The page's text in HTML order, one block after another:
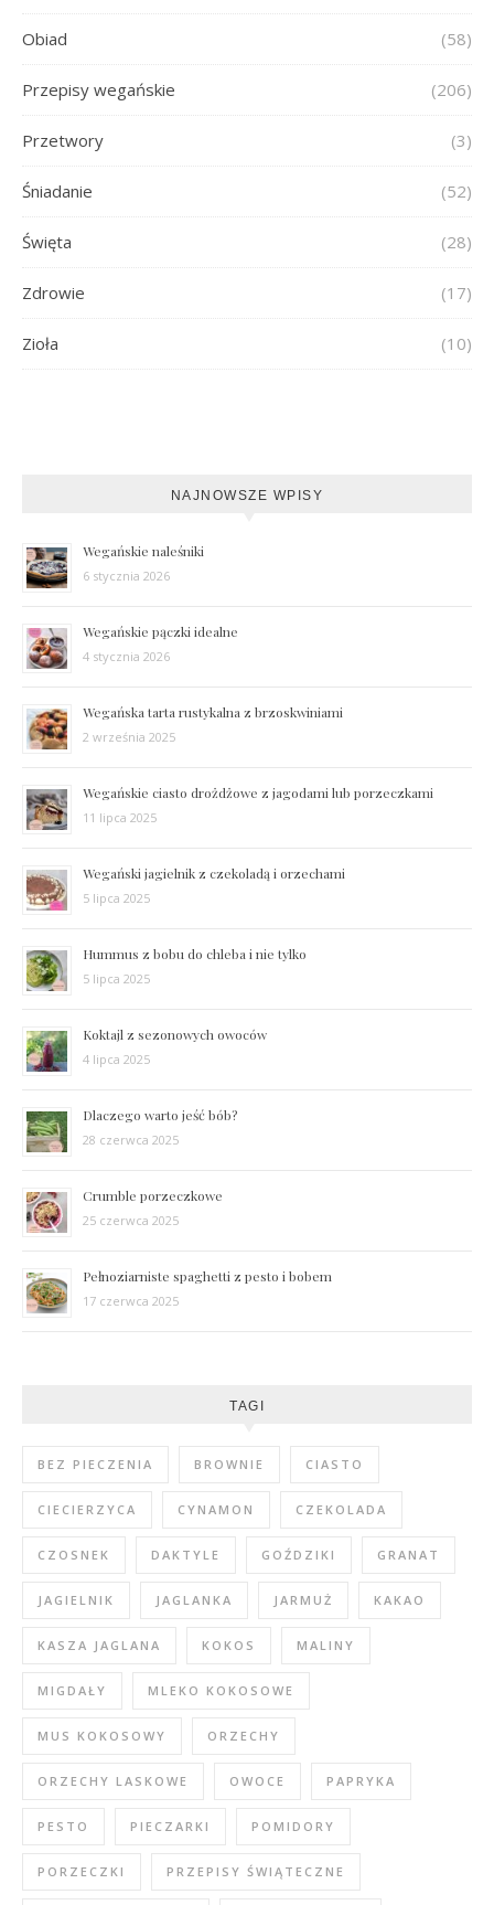
Obiad (58)
Przepisy wegańskie (206)
Przetwory (3)
Śniadanie (52)
Święta (28)
Zdrowie (17)
Zioła (10)
NAJNOWSZE WPISY
Wegańskie naleśniki
6 stycznia 2026
Wegańskie pączki idealne
4 stycznia 2026
Wegańska tarta rustykalna z brzoskwiniami
2 września 2025
Wegańskie ciasto drożdżowe z jagodami lub porzeczkami
11 lipca 2025
Wegański jagielnik z czekoladą i orzechami
5 lipca 2025
Hummus z bobu do chleba i nie tylko
5 lipca 2025
Koktajl z sezonowych owoców
4 lipca 2025
Dlaczego warto jeść bób?
28 czerwca 2025
Crumble porzeczkowe
25 czerwca 2025
Pełnoziarniste spaghetti z pesto i bobem
17 czerwca 2025
TAGI
BEZ PIECZENIA BROWNIE CIASTO
CIECIERZYCA CYNAMON CZEKOLADA
CZOSNEK DAKTYLE GOŹDZIKI GRANAT
JAGIELNIK JAGLANKA JARMUŻ KAKAO
KASZA JAGLANA KOKOS MALINY
MIGDAŁY MLEKO KOKOSOWE
MUS KOKOSOWY ORZECHY
ORZECHY LASKOWE OWOCE PAPRYKA
PESTO PIECZARKI POMIDORY
PORZECZKI PRZEPISY ŚWIĄTECZNE